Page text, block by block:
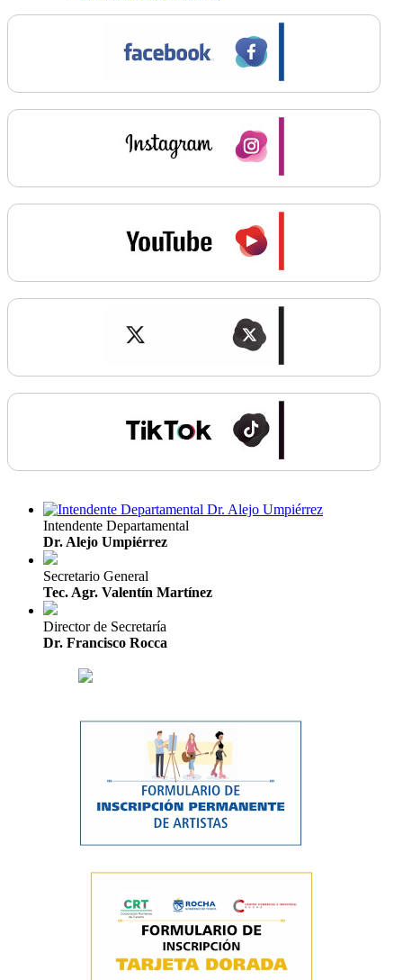
Intendente Departamental
Dr. Alejo Umpiérrez
Secretario General
Tec. Agr. Valentín Martínez
Director de Secretaría
Dr. Francisco Rocca